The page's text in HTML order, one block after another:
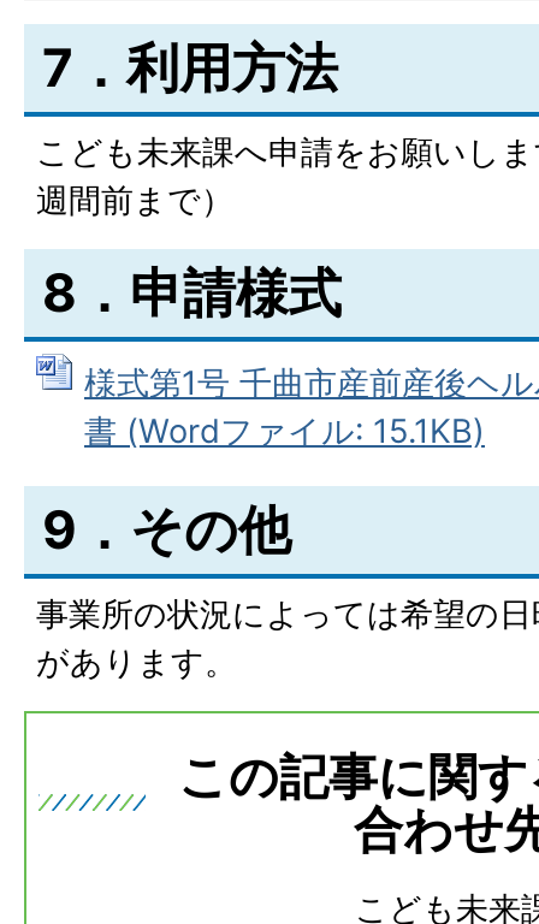
7．利用方法
こども未来課へ申請をお願いし
週間前まで）
8．申請様式
様式第1号 千曲市産前産後ヘ
書 (Wordファイル: 15.1KB)
9．その他
事業所の状況によっては希望の
があります。
この記事に関
合わせ
こども未来